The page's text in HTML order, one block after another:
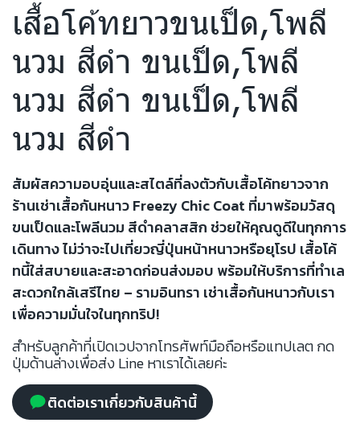
เสื้อโค้ทยาวขนเป็ด,โพลี
นวม สีดำ ขนเป็ด,โพลี
นวม สีดำ ขนเป็ด,โพลี
นวม สีดำ
สัมผัสความอบอุ่นและสไตล์ที่ลงตัวกับเสื้อโค้ทยาวจาก
ร้านเช่าเสื้อกันหนาว Freezy Chic Coat ที่มาพร้อมวัสดุ
ขนเป็ดและโพลีนวม สีดำคลาสสิก ช่วยให้คุณดูดีในทุกการ
เดินทาง ไม่ว่าจะไปเที่ยวญี่ปุ่นหน้าหนาวหรือยุโรป เสื้อโค้
ทนี้ใส่สบายและสะอาดก่อนส่งมอบ พร้อมให้บริการที่ทำเล
สะดวกใกล้เสรีไทย – รามอินทรา เช่าเสื้อกันหนาวกับเรา
เพื่อความมั่นใจในทุกทริป!
สำหรับลูกค้าที่เปิดเวปจากโทรศัพท์มือถือหรือแทปเลต กด
ปุ่มด้านล่างเพื่อส่ง Line หาเราได้เลยค่ะ
ติดต่อเราเกี่ยวกับสินค้านี้